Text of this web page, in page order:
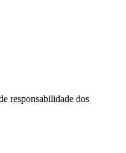
responsabilidade dos